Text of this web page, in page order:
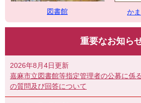
図書館 か
重要なお知ら
2026年8月4日更新
嘉麻市立図書館等指定管理者の公募に係
の質問及び回答について